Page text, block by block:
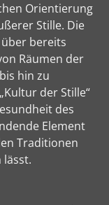
Orientierung
Stille. Die
bereits
Räumen der
hin zu
der Stille“
des
Element
Traditionen
lässt.